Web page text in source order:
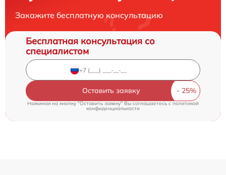
Закажите бесплатную консультацию
Бесплатная консультация со
специалистом
Оставить заявку
Нажимая на кнопку "Оставить заявку" Вы соглашаетесь c политикой
конфиденциальности